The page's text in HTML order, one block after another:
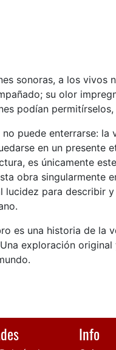
sonoras, a los vivos
su olor
podían
puede enterrarse: la
en un presente
es únicamente
obra singularmente
lucidez para describir
es una historia de la
exploración original
Info